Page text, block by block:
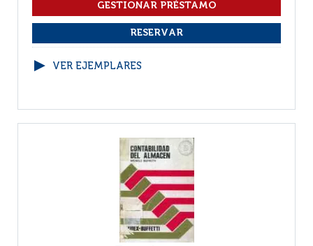
VER EJEMPLARES